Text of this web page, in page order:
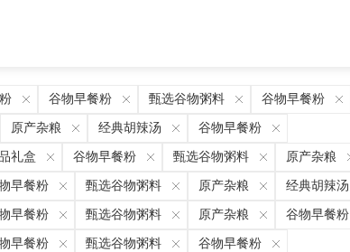
谷物早餐粉 甄选谷物粥料 谷物早餐粉
原产杂粮 经典胡辣汤 谷物早餐粉
礼盒 谷物早餐粉 甄选谷物粥料 原产杂粮
早餐粉 甄选谷物粥料 原产杂粮 经典胡辣汤
早餐粉 甄选谷物粥料 原产杂粮 谷物早餐粉
早餐粉 甄选谷物粥料 谷物早餐粉